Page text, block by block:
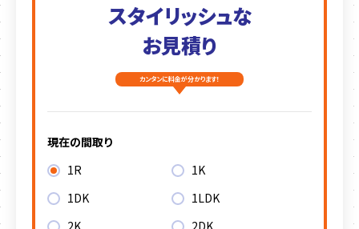
スタイリッシュな
お見積り
カンタンに料金が分かります！
現在の間取り
1R
1K
1DK
1LDK